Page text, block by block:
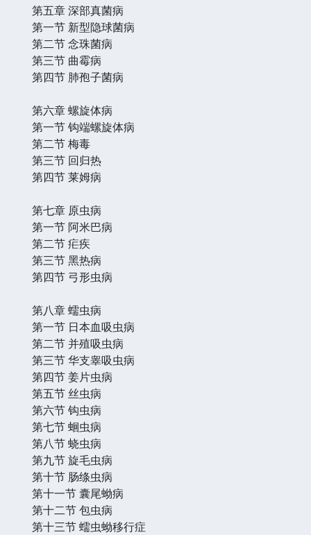
第五章 深部真菌病
第一节 新型隐球菌病
第二节 念珠菌病
第三节 曲霉病
第四节 肺孢子菌病
第六章 螺旋体病
第一节 钩端螺旋体病
第二节 梅毒
第三节 回归热
第四节 莱姆病
第七章 原虫病
第一节 阿米巴病
第二节 疟疾
第三节 黑热病
第四节 弓形虫病
第八章 蠕虫病
第一节 日本血吸虫病
第二节 并殖吸虫病
第三节 华支睾吸虫病
第四节 姜片虫病
第五节 丝虫病
第六节 钩虫病
第七节 蛔虫病
第八节 蛲虫病
第九节 旋毛虫病
第十节 肠绦虫病
第十一节 囊尾蚴病
第十二节 包虫病
第十三节 蠕虫蚴移行症